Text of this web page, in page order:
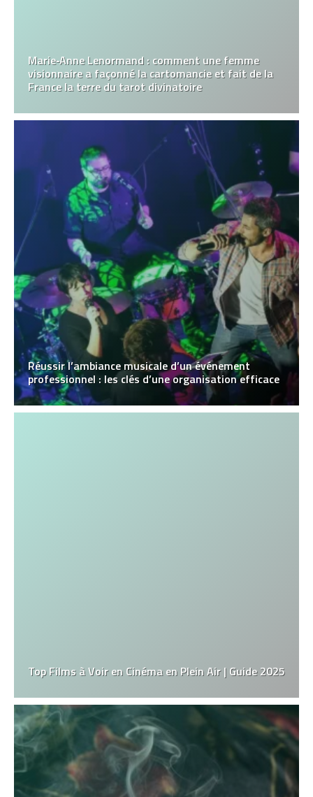
Marie‑Anne Lenormand : comment une femme
visionnaire a façonné la cartomancie et fait de la
France la terre du tarot divinatoire
Réussir l’ambiance musicale d’un événement
professionnel : les clés d’une organisation efficace
Top Films à Voir en Cinéma en Plein Air | Guide 2025